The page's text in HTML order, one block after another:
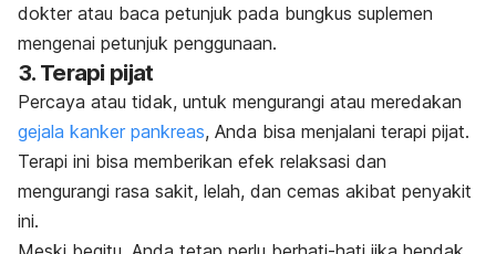
dokter atau baca petunjuk pada bungkus suplemen
mengenai petunjuk penggunaan.
3. Terapi pijat
Percaya atau tidak, untuk mengurangi atau meredakan
gejala kanker pankreas, Anda bisa menjalani terapi pijat.
Terapi ini bisa memberikan efek relaksasi dan
mengurangi rasa sakit, lelah, dan cemas akibat penyakit
ini.